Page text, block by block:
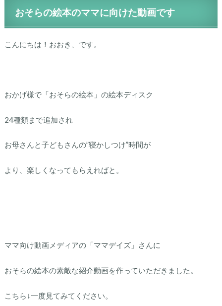
おそらの絵本のママに向けた動画です
こんにちは！おおき、です。
おかげ様で「おそらの絵本」の絵本ディスク
24種類まで追加され
お母さんと子どもさんの”寝かしつけ”時間が
より、楽しくなってもらえればと。
ママ向け動画メディアの「ママデイズ」さんに
おそらの絵本の素敵な紹介動画を作っていただきました。
こちら↓一度見てみてください。